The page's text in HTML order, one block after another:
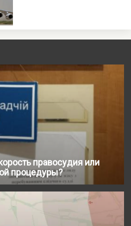
правосудия или
процедуры?